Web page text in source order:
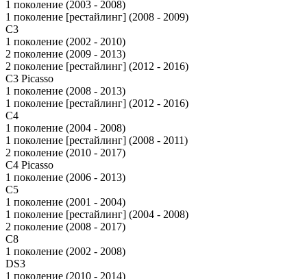
1 поколение (2003 - 2008)
1 поколение [рестайлинг] (2008 - 2009)
C3
1 поколение (2002 - 2010)
2 поколение (2009 - 2013)
2 поколение [рестайлинг] (2012 - 2016)
C3 Picasso
1 поколение (2008 - 2013)
1 поколение [рестайлинг] (2012 - 2016)
C4
1 поколение (2004 - 2008)
1 поколение [рестайлинг] (2008 - 2011)
2 поколение (2010 - 2017)
C4 Picasso
1 поколение (2006 - 2013)
C5
1 поколение (2001 - 2004)
1 поколение [рестайлинг] (2004 - 2008)
2 поколение (2008 - 2017)
C8
1 поколение (2002 - 2008)
DS3
1 поколение (2010 - 2014)